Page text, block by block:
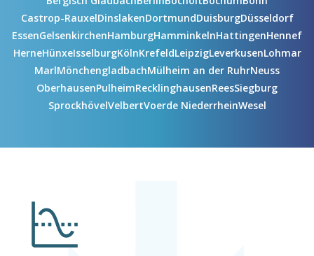
Castrop-RauxelDinslakenDortmundDuisburgDüsseldorf
EssenGelsenkirchenHamburgHamminkelnHattingenHennef
HerneHünxeIsselburgKölnKrefeldLeipzigLeverkusenLohmar
MarlMönchengladbachMülheim an der RuhrNeuss
OberhausenPulheimRecklinghausenReesSiegburg
SprockhövelVelbertVoerde NiederrheinWesel